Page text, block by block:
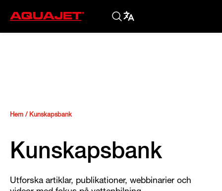
Hem / Kunskapsbank
Kunskapsbank
Utforska artiklar, publikationer, webbinarier och